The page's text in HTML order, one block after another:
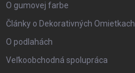
O gumovej farbe
Články o Dekorativných Omietkach
O podlahách
Veľkoobchodná spolupráca